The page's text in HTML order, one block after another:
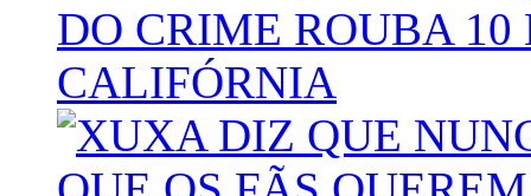
DO CRIME ROUBA
CALIFÓRNIA